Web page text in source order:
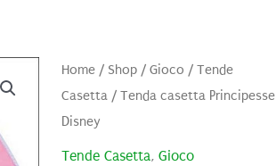
Home/ Shop/ Gioco / Tende
Casetta/ Tenda casetta Principesse
Disney
Tende Casetta, Gioco